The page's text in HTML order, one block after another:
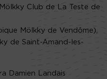
Club de La Teste de
Mölkky de Vendôme),
de Saint-Amand-les-
Damien Landais